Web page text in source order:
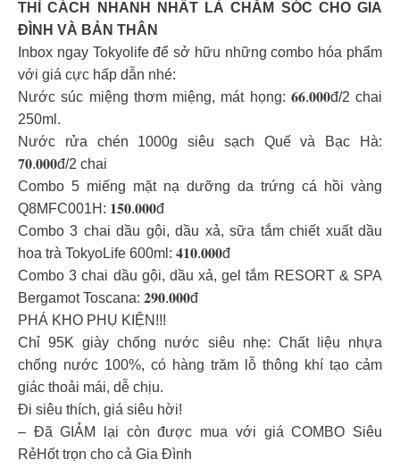
THÌ CÁCH NHANH NHẤT LÀ CHĂM SÓC CHO GIA
ĐÌNH VÀ BẢN THÂN
Inbox ngay Tokyolife để sở hữu những combo hóa phẩm
với giá cực hấp dẫn nhé:
Nước súc miệng thơm miệng, mát họng: 𝟔𝟔.𝟎𝟎𝟎đ/2 chai
250ml.
Nước rửa chén 1000g siêu sạch Quế và Bạc Hà:
𝟕𝟎.𝟎𝟎𝟎đ/2 chai
Combo 5 miếng mặt nạ dưỡng da trứng cá hồi vàng
Q8MFC001H: 𝟏𝟓𝟎.𝟎𝟎𝟎đ
Combo 3 chai dầu gội, dầu xả, sữa tắm chiết xuất dầu
hoa trà TokyoLife 600ml: 𝟒𝟏𝟎.𝟎𝟎𝟎đ
Combo 3 chai dầu gội, dầu xả, gel tắm RESORT & SPA
Bergamot Toscana: 𝟐𝟗𝟎.𝟎𝟎𝟎đ
PHÁ KHO PHỤ KIỆN!!!
Chỉ 95K giày chống nước siêu nhẹ: Chất liệu nhựa
chống nước 100%, có hàng trăm lỗ thông khí tạo cảm
giác thoải mái, dễ chịu.
Đi siêu thích, giá siêu hời!
– Đã GIẢM lại còn được mua với giá COMBO Siêu
RẻHốt trọn cho cả Gia Đình